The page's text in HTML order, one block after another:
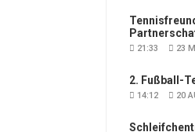
21:33 23
2. Fußball-
14:12 20